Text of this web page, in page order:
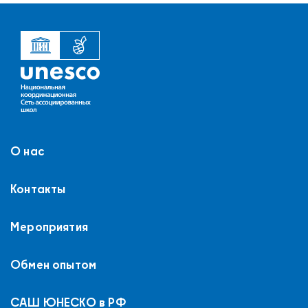
О нас
Контакты
Мероприятия
Обмен опытом
САШ ЮНЕСКО в РФ